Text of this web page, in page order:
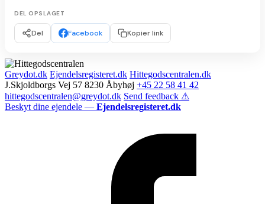
DEL OPSLAGET
Del Facebook Kopier link
Greydot.dk Ejendelsregisteret.dk Hittegodscentralen.dk
J.Skjoldborgs Vej 57 8230 Åbyhøj +45 22 58 41 42
hittegodscentralen@greydot.dk Send feedback ⚠
Beskyt dine ejendele — Ejendelsregisteret.dk